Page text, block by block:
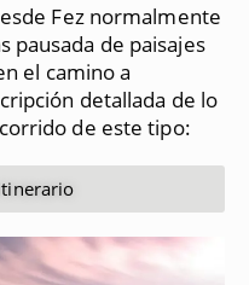
Fez normalmente
pausada de paisajes
el camino a
detallada de lo
de este tipo: